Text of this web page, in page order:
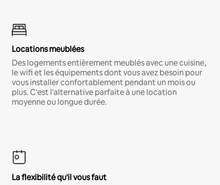
Locations meublées
Des logements entièrement meublés avec une cuisine,
le wifi et les équipements dont vous avez besoin pour
vous installer confortablement pendant un mois ou
plus. C'est l'alternative parfaite à une location
moyenne ou longue durée.
La flexibilité qu'il vous faut